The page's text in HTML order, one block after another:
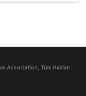
Association, Tüm Hakları